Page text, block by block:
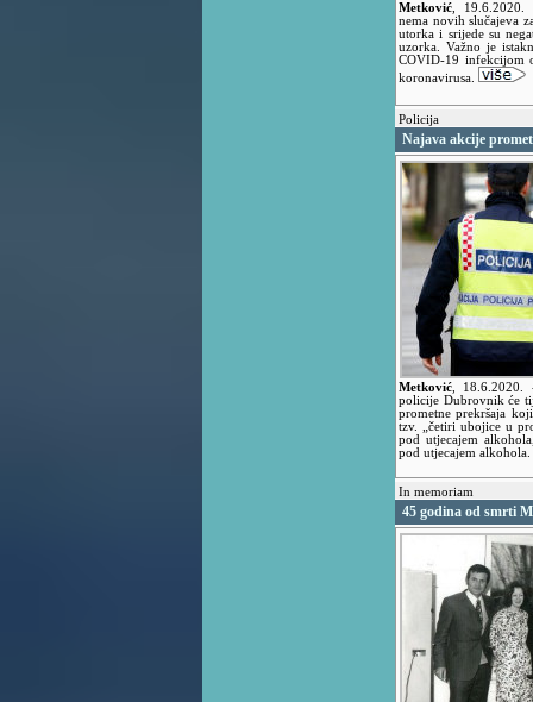
Metković
19.6.2020.
nema novih slučajeva
utorka i srijede su
uzorka. Važno je
COVID-19 infekcijom
koronavirusa.
Policija
Najava akcije
Metković 18.6.2020.
policije Dubrovnik će
prometne prekršaja
tzv. „četiri ubojice u
pod utjecajem
pod utjecajem alkohola.
In memoriam
45 godina od smrti